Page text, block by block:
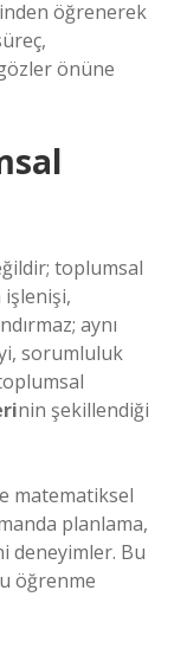
öğrenerek
önüne
toplumsal
işlenişi,
aynı
sorumluluk
nin şekillendiği
matematiksel
planlama,
deneyimler. Bu
öğrenme